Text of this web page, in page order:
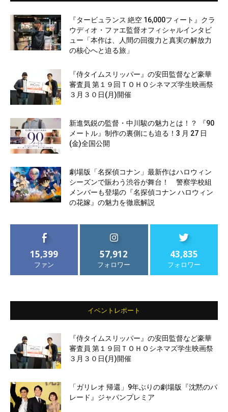
『タービュランス 絶空 16,000フィート』クラ
ウディオ・ファエ監督オフィシャルインタビ
ュー「本作は、人間の回復力と真実の解放力
の核心へと迫る旅」
『侍タイムスリッパー』の安田監督など豪華
審査員 第１９回ＴＯＨＯシネマズ学生映画祭
３月３０日(月)開催
新進気鋭の監督・中川駿の魅力とは！？ 『90
メートル』制作の裏側にも迫る！3 月 27 日
(金)全国公開
劇場版「名探偵コナン」最新作はハロウィン
シーズンで賑わう渋谷が舞台！ 警察学校組
メンバーも登場の『名探偵コナン ハロウィン
の花嫁』の魅力を徹底解説
15,399
ファン
57,912
フォロワー
43,835
フォロワー
イベントレポート
『侍タイムスリッパー』の安田監督など豪華
審査員 第１９回ＴＯＨＯシネマズ学生映画祭
３月３０日(月)開催
「ガリレオ 帰還」9年ぶりの劇場版『沈黙のパ
レード』ジャパンプレミア